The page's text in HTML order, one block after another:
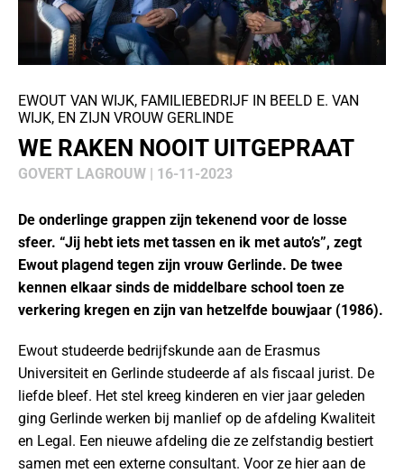
EWOUT VAN WIJK, FAMILIEBEDRIJF IN BEELD E. VAN
WIJK, EN ZIJN VROUW GERLINDE
WE RAKEN NOOIT UITGEPRAAT
GOVERT LAGROUW | 16-11-2023
De onderlinge grappen zijn tekenend voor de losse
sfeer. “Jij hebt iets met tassen en ik met auto’s”, zegt
Ewout plagend tegen zijn vrouw Gerlinde. De twee
kennen elkaar sinds de middelbare school toen ze
verkering kregen en zijn van hetzelfde bouwjaar (1986).
Ewout studeerde bedrijfskunde aan de Erasmus
Universiteit en Gerlinde studeerde af als fiscaal jurist. De
liefde bleef. Het stel kreeg kinderen en vier jaar geleden
ging Gerlinde werken bij manlief op de afdeling Kwaliteit
en Legal. Een nieuwe afdeling die ze zelfstandig bestiert
samen met een externe consultant. Voor ze hier aan de